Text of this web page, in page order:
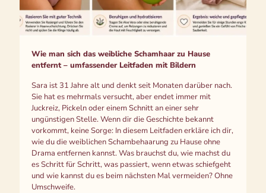
Wie man sich das weibliche Schamhaar zu Hause
entfernt – umfassender Leitfaden mit Bildern
Sara ist 31 Jahre alt und denkt seit Monaten darüber nach.
Sie hat es mehrmals versucht, aber endet immer mit
Juckreiz, Pickeln oder einem Schnitt an einer sehr
ungünstigen Stelle. Wenn dir die Geschichte bekannt
vorkommt, keine Sorge: In diesem Leitfaden erkläre ich dir,
wie du die weiblichen Schambehaarung zu Hause ohne
Drama entfernen kannst. Was brauchst du, wie machst du
es Schritt für Schritt, was passiert, wenn etwas schiefgeht
und wie kannst du es beim nächsten Mal vermeiden? Ohne
Umschweife.